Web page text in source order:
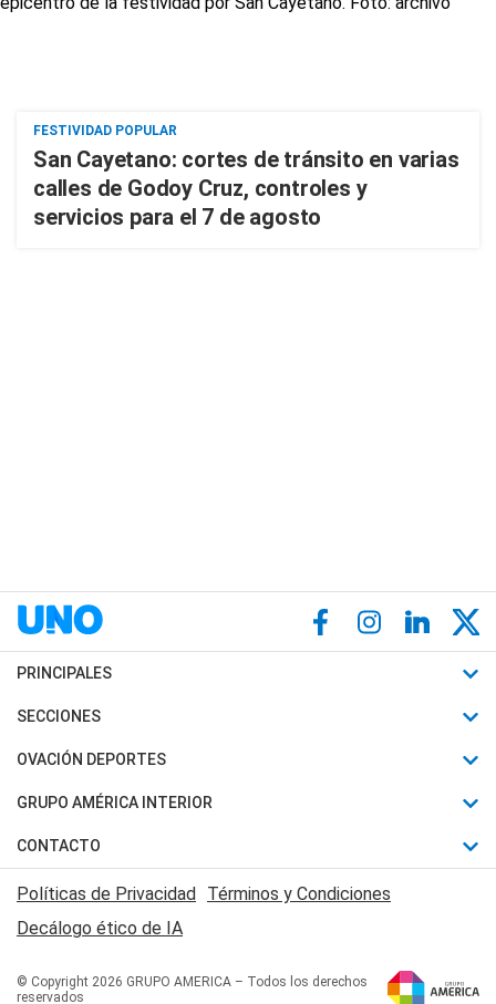
FESTIVIDAD POPULAR
San Cayetano: cortes de tránsito en varias
calles de Godoy Cruz, controles y
servicios para el 7 de agosto
PRINCIPALES
Últimas Noticias
Política
Judiciales
Economia
SECCIONES
Horóscopo
Motores
Trucos caseros
Series y Películas
Edictos y Solicitadas
OVACIÓN DEPORTES
Fútbol
Mundial
Automovilismo
Rugby
Básquet
GRUPO AMÉRICA INTERIOR
Canal 7 en Vivo
San Juan 8
CONTACTO
Acerca de Nosotros
Contactanos
Políticas de Privacidad Términos y Condiciones
Decálogo ético de IA
© Copyright 2026 GRUPO AMERICA – Todos los derechos
reservados